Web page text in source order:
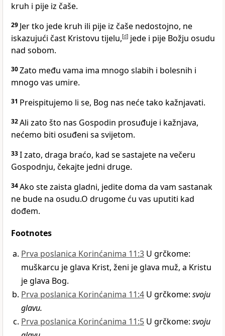
kruh i pije iz čaše.
29 Jer tko jede kruh ili pije iz čaše nedostojno, ne
iskazujući čast Kristovu tijelu,[d] jede i pije Božju osudu
nad sobom.
30Zato među vama ima mnogo slabih i bolesnih i
mnogo vas umire.
31 Preispitujemo li se, Bog nas neće tako kažnjavati.
32Ali zato što nas Gospodin prosuđuje i kažnjava,
nećemo biti osuđeni sa svijetom.
33I zato, draga braćo, kad se sastajete na večeru
Gospodnju, čekajte jedni druge.
34Ako ste zaista gladni, jedite doma da vam sastanak
ne bude na osudu.O drugome ću vas uputiti kad
dođem.
Footnotes
Prva poslanica Korinćanima 11:3 U grčkome:
muškarcu je glava Krist, ženi je glava muž, a Kristu
je glava Bog.
Prva poslanica Korinćanima 11:4 U grčkome: svoju
glavu.
Prva poslanica Korinćanima 11:5 U grčkome: svoju